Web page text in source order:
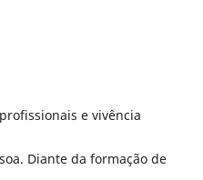
e vivência
Diante da formação de